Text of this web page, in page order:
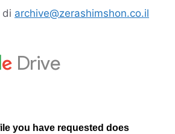
di archive@zerashimshon.co.il